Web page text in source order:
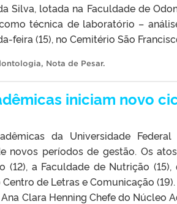
Silva, lotada na Faculdade de
técnica de laboratório –
feira (15), no Cemitério São
, Nota de Pesar.
iniciam novo
da Universidade
novos períodos de gestão. Os
(12), a Faculdade de Nutrição
de Letras e Comunicação
Clara Henning Chefe do Núcleo